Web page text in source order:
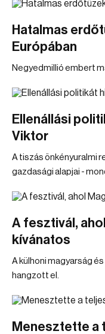
Hatalmas
Európában
Negyedmillió embert
Ellenállási
Viktor
A tiszás önkényuralmi
gazdasági alapjai -
A fesztivál,
kívánatos
A külhoni magyarság
hangzott el.
Menesztette a